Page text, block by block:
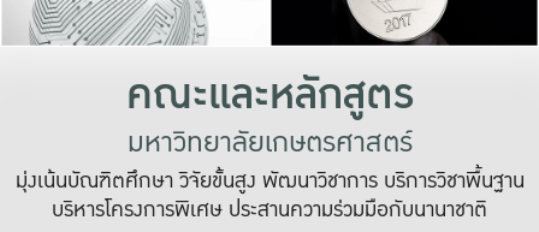
ระบบสารสนเทศ
คณะและหลักสูตร
มหาวิทยาลัยเกษตรศาสตร์
มุ่งเน้นบัณฑิตศึกษา วิจัยขั้นสูง พัฒนาวิชาการ บริการวิชาพื้นฐาน
บริหารโครงการพิเศษ ประสานความร่วมมือกับนานาชาติ